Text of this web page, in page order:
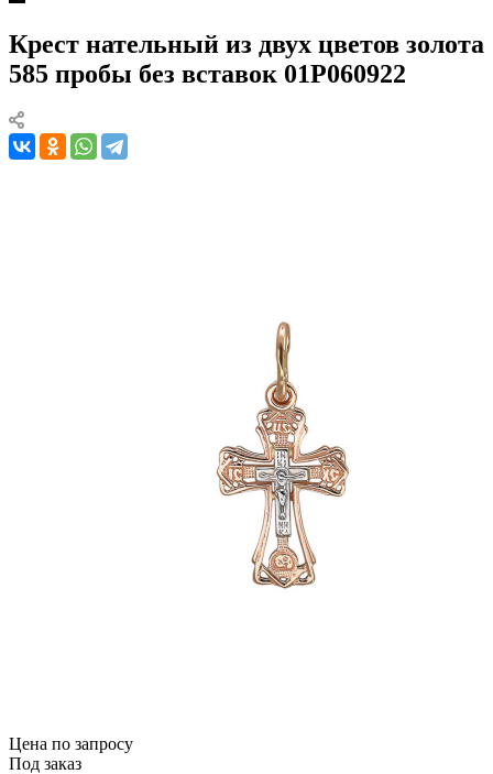
Крест нательный из двух цветов золота
585 пробы без вставок 01Р060922
Цена по запросу
Под заказ